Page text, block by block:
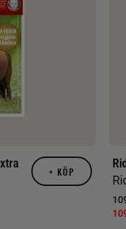
+ KÖP